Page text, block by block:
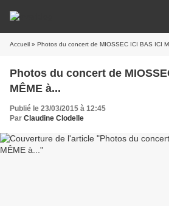
Accueil » Photos du concert de MIOSSEC ICI BAS ICI
Photos du concert de
MÊME à...
Publié le 23/03/2015 à 12:45
Par Claudine Clodelle